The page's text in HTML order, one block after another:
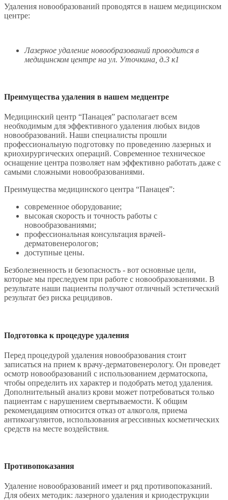
Удаления новообразований проводятся в нашем медицинском
центре:
Лазерное удаление новообразований проводится в
медицинском центре на ул. Уточкина, д.3 к1
Преимущества удаления в нашем медцентре
Медицинский центр “Панацея” располагает всем
необходимым для эффективного удаления любых видов
новообразований. Наши специалисты прошли
профессиональную подготовку по проведению лазерных и
криохирургических операций. Современное техническое
оснащение центра позволяет нам эффективно работать даже с
самыми сложными новообразованиями.
Преимущества медицинского центра “Панацея”:
современное оборудование;
высокая скорость и точность работы с
новообразованиями;
профессиональная консультация врачей-
дерматовенерологов;
доступные цены.
Безболезненность и безопасность - вот основные цели,
которые мы преследуем при работе с новообразованиями. В
результате наши пациенты получают отличный эстетический
результат без риска рецидивов.
Подготовка к процедуре удаления
Перед процедурой удаления новообразования стоит
записаться на прием к врачу-дерматовенерологу. Он проведет
осмотр новообразований с использованием дерматоскопа,
чтобы определить их характер и подобрать метод удаления.
Дополнительный анализ крови может потребоваться только
пациентам с нарушением свертываемости. К общим
рекомендациям относится отказ от алкоголя, приема
антикоагулянтов, использования агрессивных косметических
средств на месте воздействия.
Противопоказания
Удаление новообразований имеет и ряд противопоказаний.
Для обеих методик: лазерного удаления и криодеструкции